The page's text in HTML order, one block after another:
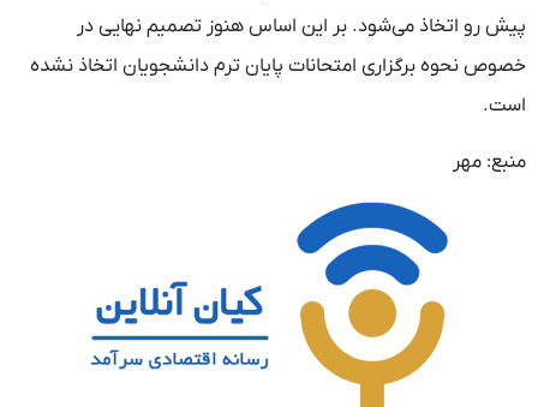
پیش رو اتخاذ می‌شود. بر این اساس هنوز تصمیم نهایی در
خصوص نحوه برگزاری امتحانات پایان ترم دانشجویان اتخاذ نشده
است.
منبع: مهر